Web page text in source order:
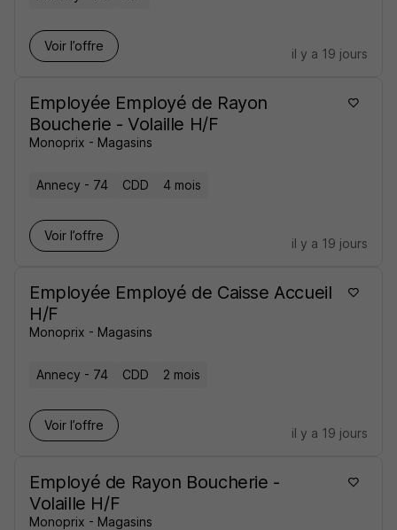
Voir l’offre
il y a 19 jours
Employée Employé de Rayon
Boucherie - Volaille H/F
Monoprix - Magasins
Annecy - 74 CDD 4 mois
Voir l’offre
il y a 19 jours
Employée Employé de Caisse Accueil
H/F
Monoprix - Magasins
Annecy - 74 CDD 2 mois
Voir l’offre
il y a 19 jours
Employé de Rayon Boucherie -
Volaille H/F
Monoprix - Magasins